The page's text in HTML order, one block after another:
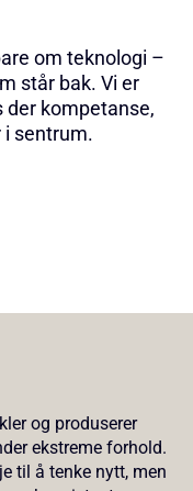
om teknologi –
står bak. Vi er
kompetanse,
sentrum.
og produserer
ekstreme forhold.
til å tenke nytt, men